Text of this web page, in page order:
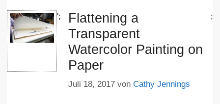
';
Flattening a
Transparent
Watercolor Painting on
Paper
Juli 18, 2017 von Cathy Jennings
;